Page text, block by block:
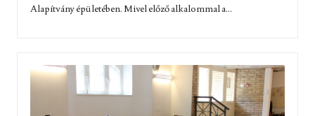
Alapítvány épületében. Mivel előző alkalommal a...